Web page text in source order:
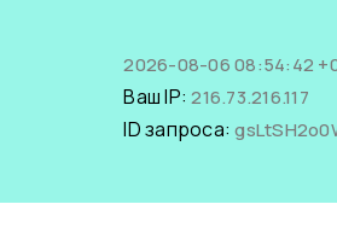
2026-08-06 08:54:42
Ваш IP:216.73.216.117
ID запроса: